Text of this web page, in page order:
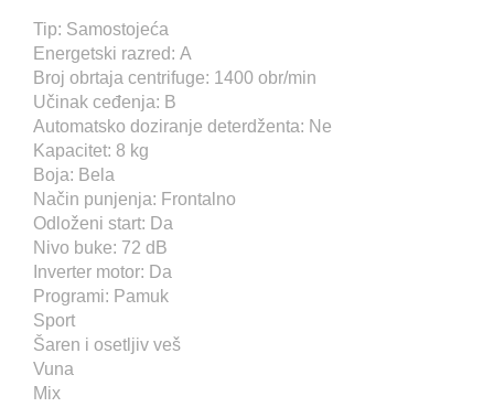
Tip: Samostojeća
Energetski razred: A
Broj obrtaja centrifuge: 1400 obr/min
Učinak ceđenja: B
Automatsko doziranje deterdženta: Ne
Kapacitet: 8 kg
Boja: Bela
Način punjenja: Frontalno
Odloženi start: Da
Nivo buke: 72 dB
Inverter motor: Da
Programi: Pamuk
Sport
Šaren i osetljiv veš
Vuna
Mix